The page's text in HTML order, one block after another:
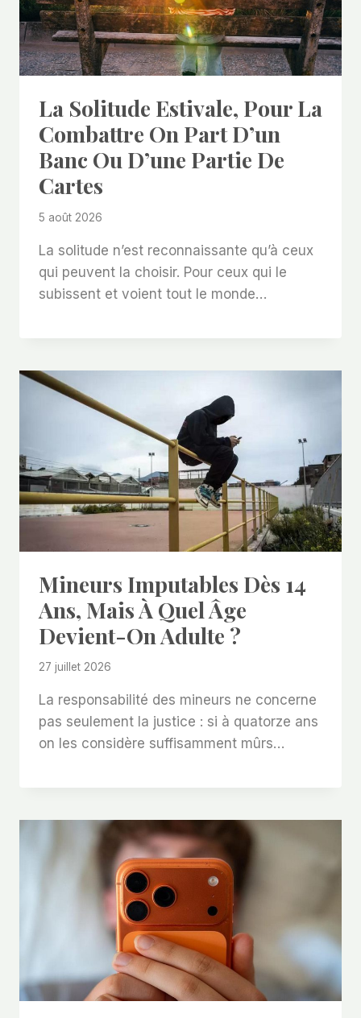
La Solitude Estivale, Pour La
Combattre On Part D’un
Banc Ou D’une Partie De
Cartes
5 août 2026
La solitude n’est reconnaissante qu’à ceux
qui peuvent la choisir. Pour ceux qui le
subissent et voient tout le monde…
Mineurs Imputables Dès 14
Ans, Mais À Quel Âge
Devient-On Adulte ?
27 juillet 2026
La responsabilité des mineurs ne concerne
pas seulement la justice : si à quatorze ans
on les considère suffisamment mûrs…